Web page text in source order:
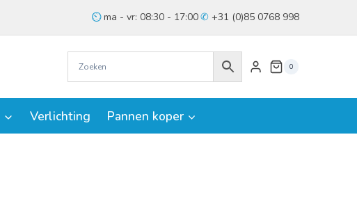
ma - vr: 08:30 - 17:00 +31 (0)85 0768 998
0
Verlichting Pannen koper